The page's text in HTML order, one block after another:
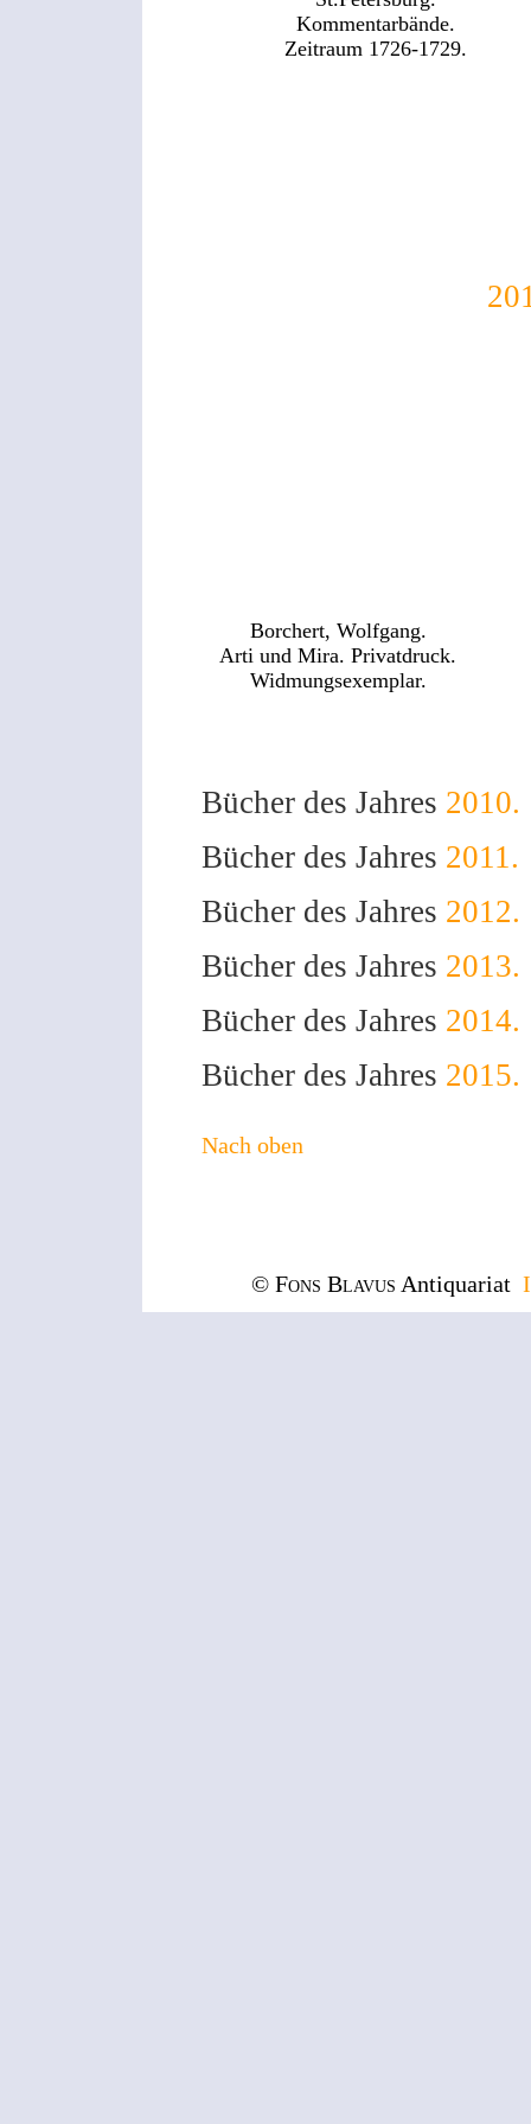
Kommentarbände.
Zeitraum 1726-1729.
Borchert, Wolfgang.
Arti und Mira. Privatdruck.
Widmungsexemplar.
Bücher des Jahres 2010.
Bücher des Jahres 2011.
Bücher des Jahres 2012.
Bücher des Jahres 2013.
Bücher des Jahres 2014.
Bücher des Jahres 2015.
Nach oben
© Fons Blavus Antiquariat